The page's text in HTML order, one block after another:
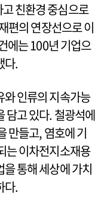
친환경 중심으로
편의 연장선으로 이
에는 100년 기업으
다.
와 인류의 지속가능
담고 있다. 철광석에
만들고, 염호에 기
는 이차전지소재용
통해 세상에 가치
다.